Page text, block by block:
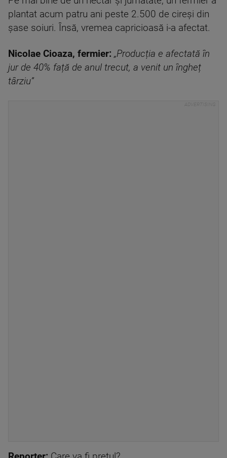
plantat acum patru ani peste 2.500 de cireși din
șase soiuri. Însă, vremea capricioasă i-a afectat.
Nicolae Cioaza, fermier: „Producția e afectată în
jur de 40% față de anul trecut, a venit un îngheț
târziu”